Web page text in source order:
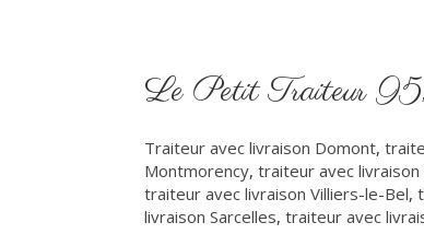
Le Petit Traiteur 95,
Traiteur avec livraison Domont,
Montmorency, traiteur avec livraison
traiteur avec livraison Villiers-le-Bel,
livraison Sarcelles, traiteur avec